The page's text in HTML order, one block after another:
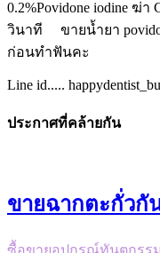
0.2%Povidone iodine ฆ่
วินาที ขายน้ำยา
ก่อนทำฟันคะ
Line id.....
ประกาศที่คล้ายกัน
ขายฉากตะกั่วกั
ซื้อขายอุปกรณ์ทันตกรรม